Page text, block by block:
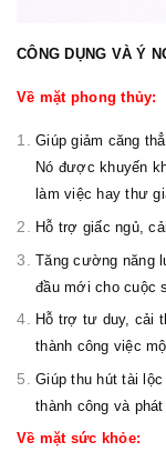
CÔNG DỤNG VÀ Ý
Về mặt phong thủy:
Giúp giảm căng
Nó được khuyến
làm việc hay thư
Hỗ trợ giấc ngủ,
Tăng cường năng
đầu mới cho cuộc
Hỗ trợ tư duy, cải
thành công việc
Giúp thu hút tài
thành công và
Về mặt sức khỏe: